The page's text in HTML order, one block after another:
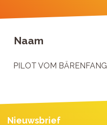
Naam
PILOT VOM BÄRENFANG
Nieuwsbrief